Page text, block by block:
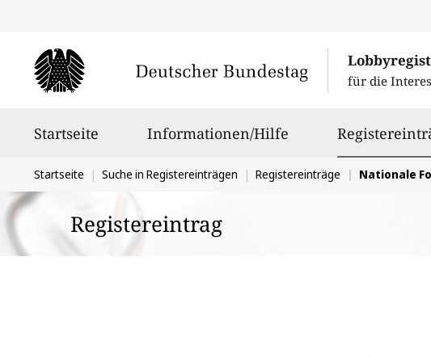
für die
Startseite Informationen/Hilfe
Sie
befinden
sich
hier:
Startseite Suche in Registereinträgen Registereinträge Nationale
Registereintrag